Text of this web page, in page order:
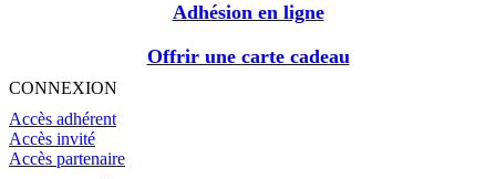
Adhésion en ligne
Offrir une carte cadeau
CONNEXION
Accès adhérent
Accès invité
Accès partenaire